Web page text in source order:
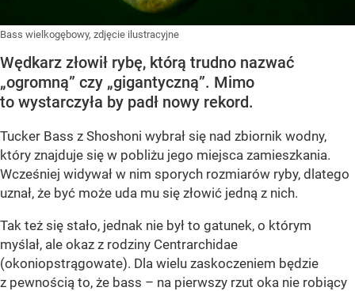
Bass wielkogębowy, zdjęcie ilustracyjne
Wędkarz złowił rybę, którą trudno nazwać
„ogromną” czy „gigantyczną”. Mimo
to wystarczyła by padł nowy rekord.
Tucker Bass z Shoshoni wybrał się nad zbiornik wodny,
który znajduje się w pobliżu jego miejsca zamieszkania.
Wcześniej widywał w nim sporych rozmiarów ryby, dlatego
uznał, że być może uda mu się złowić jedną z nich.
Tak też się stało, jednak nie był to gatunek, o którym
myślał, ale okaz z rodziny Centrarchidae
(okoniopstrągowate). Dla wielu zaskoczeniem będzie
z pewnością to, że bass – na pierwszy rzut oka nie robiący